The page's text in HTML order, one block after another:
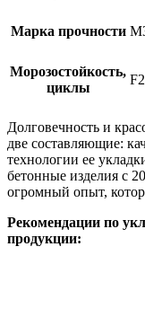
Марка прочности
Морозостойкость,
циклы
Долговечность и
две составляющие:
технологии ее
бетонные изделия с
огромный опыт,
Рекомендации по
продукции: